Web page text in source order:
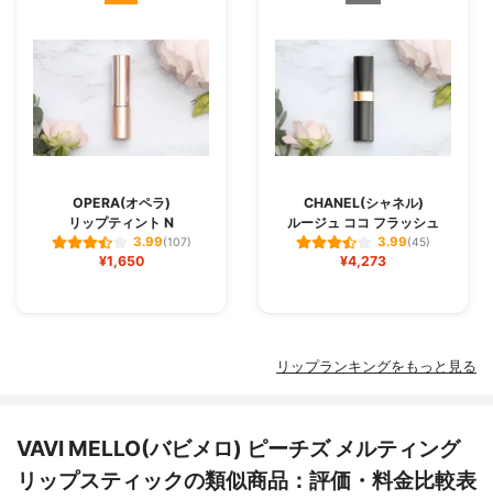
OPERA(オペラ)
リップティント N
3.99(107)
¥1,650
CHANEL(シャネル)
ルージュ ココ フラッシュ
3.99(45)
¥4,273
リップランキングをもっと見る
VAVI MELLO(バビメロ) ピーチズ メルティング
リップスティックの類似商品：評価・料金比較表